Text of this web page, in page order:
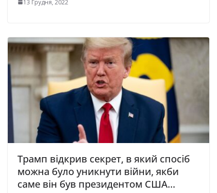
13 Грудня, 2022
Трамп відкрив секрет, в який спосіб
можна було уникнути війни, якби
саме він був президентом США…